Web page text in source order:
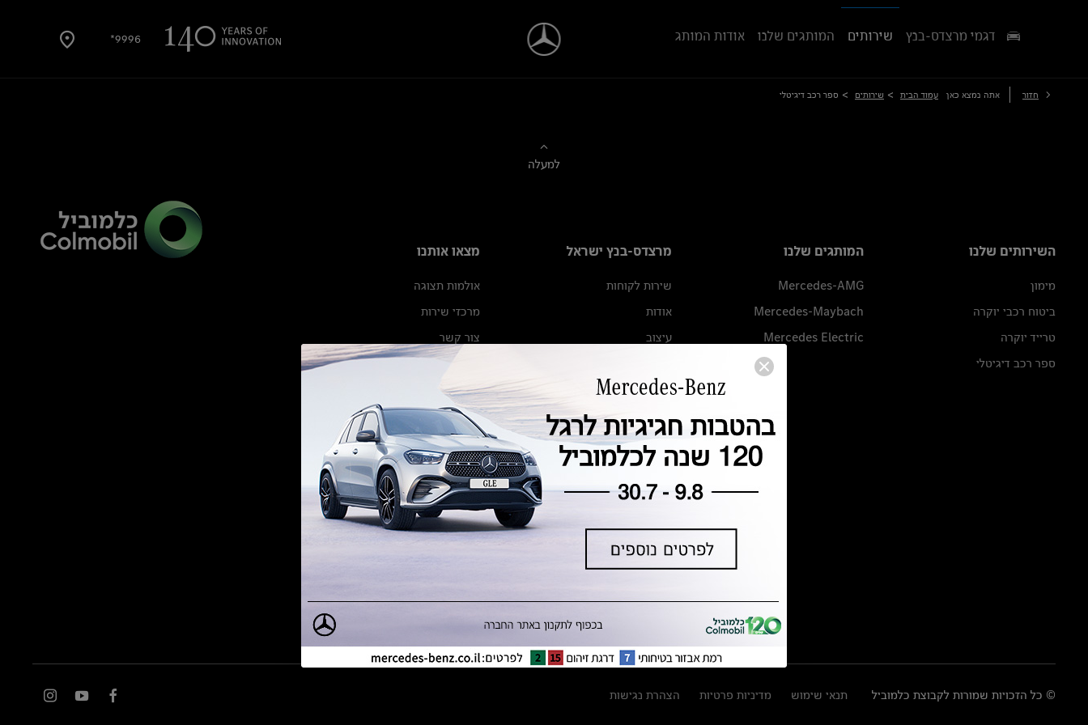
9996* דגמי מרצדס-בנץ שירותים המותגים שלנו אודות המותג
חזור אתה נמצא כאן עמוד הבית > שירותים > ספר רכב דיגיטלי
למעלה
השירותים שלנו
מימון
ביטוח רכבי יוקרה
טרייד יוקרה
ספר רכב דיגיטלי
המותגים שלנו
Mercedes-AMG
Mercedes-Maybach
Mercedes Electric
מרצדס-בנץ ישראל
שירות לקוחות
אודות
עיצוב
מגזין מרצדס-בנץ
ספרי רכב מרצדס-בנץ
נתוני זיהום אוויר וצריכת דלק וחשמל
נתוני תווית צמיגים
מחירון חלפים
הודעה על הטבות לרכבי מרצדס בהסדר
מצאו אותנו
אולמות תצוגה
מרכזי שירות
צור קשר
© כל הזכויות שמורות לקבוצת כלמוביל תנאי שימוש מדיניות פרטיות הצהרת נגישות